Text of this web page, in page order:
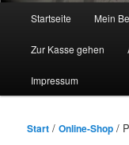
Startseite Mein
Zur Kasse gehen
Impressum
Start /Online-Shop /